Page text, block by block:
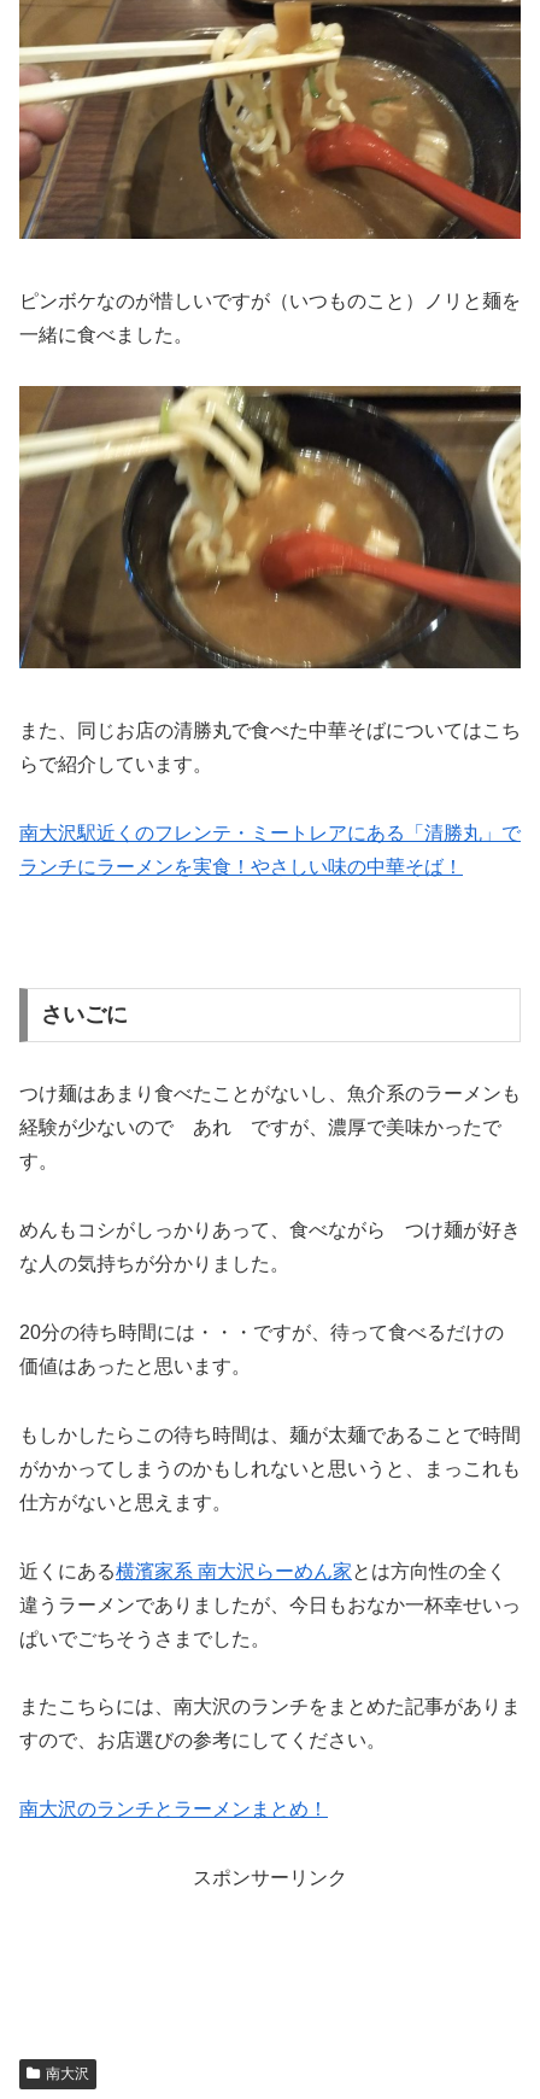
ピンボケなのが惜しいですが（いつものこと）ノリと麺を
一緒に食べました。
また、同じお店の清勝丸で食べた中華そばについてはこち
らで紹介しています。
南大沢駅近くのフレンテ・ミートレアにある「清勝丸」で
ランチにラーメンを実食！やさしい味の中華そば！
さいごに
つけ麺はあまり食べたことがないし、魚介系のラーメンも
経験が少ないので あれ ですが、濃厚で美味かったで
す。
めんもコシがしっかりあって、食べながら つけ麺が好き
な人の気持ちが分かりました。
20分の待ち時間には・・・ですが、待って食べるだけの
価値はあったと思います。
もしかしたらこの待ち時間は、麺が太麺であることで時間
がかかってしまうのかもしれないと思いうと、まっこれも
仕方がないと思えます。
近くにある横濱家系 南大沢らーめん家とは方向性の全く
違うラーメンでありましたが、今日もおなか一杯幸せいっ
ぱいでごちそうさまでした。
またこちらには、南大沢のランチをまとめた記事がありま
すので、お店選びの参考にしてください。
南大沢のランチとラーメンまとめ！
スポンサーリンク
南大沢